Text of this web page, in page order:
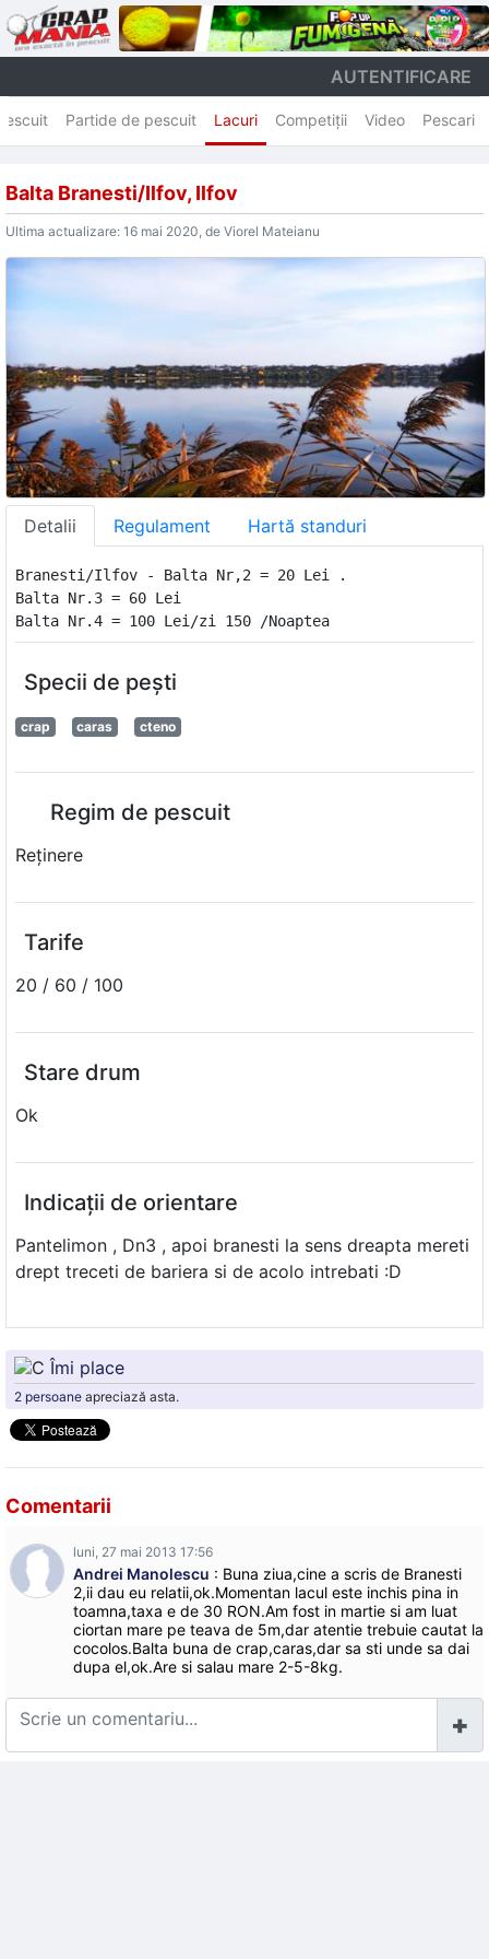
AUTENTIFICARE
Partide de pescuit Lacuri Competiţii Video Pescari
Balta Branesti/Ilfov, Ilfov
Ultima actualizare: 16 mai 2020, de Viorel Mateianu
Detalii Regulament Hartă standuri
Branesti/Ilfov - Balta Nr,2 = 20 Lei .
Balta Nr.3 = 60 Lei
Specii de peşti
crap caras cteno
Regim de pescuit
Reţinere
Tarife
20 / 60 / 100
Stare drum
Ok
Indicații de orientare
Pantelimon , Dn3 , apoi branesti la sens dreapta mereti
drept treceti de bariera si de acolo intrebati :D
Îmi place
2 persoane apreciază asta.
Comentarii
luni, 27 mai 2013 17:56
Andrei Manolescu : Buna ziua,cine a scris de Branesti
2,ii dau eu relatii,ok.Momentan lacul este inchis pina in
toamna,taxa e de 30 RON.Am fost in martie si am luat
ciortan mare pe teava de 5m,dar atentie trebuie cautat la
cocolos.Balta buna de crap,caras,dar sa sti unde sa dai
dupa el,ok.Are si salau mare 2-5-8kg.